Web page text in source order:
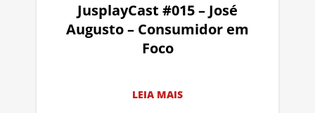
JusplayCast #015 – José
Augusto – Consumidor em
Foco
LEIA MAIS